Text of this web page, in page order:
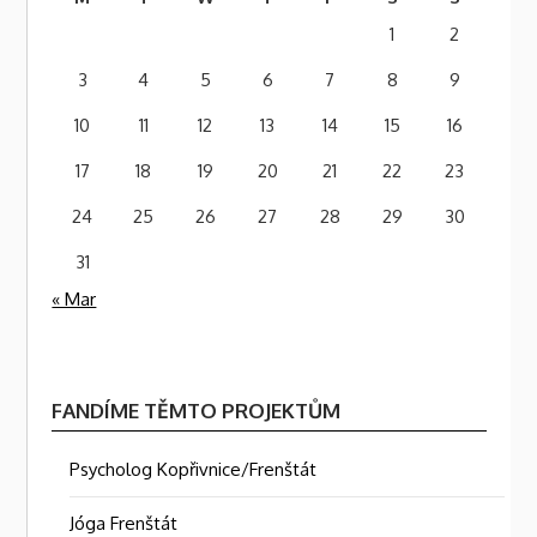
1
2
3
4 5 6 7 8
9
10
11 12 13 14 15
16
17
18 19 20 21 22
23
24
25 26 27 28 29
30
31
« Mar
FANDÍME TĚMTO PROJEKTŮM
Psycholog Kopřivnice/Frenštát
Jóga Frenštát